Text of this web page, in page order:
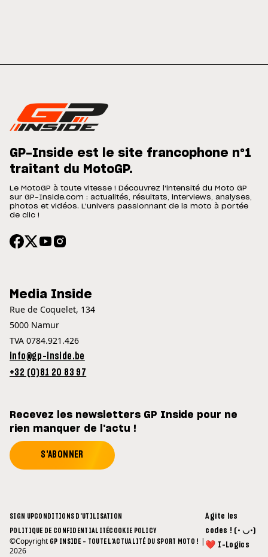
GP-Inside est le site francophone n°1
traitant du MotoGP.
Le MotoGP à toute vitesse ! Découvrez l'intensité du Moto GP
sur GP-Inside.com : actualités, résultats, interviews, analyses,
photos et vidéos. L'univers passionnant de la moto à portée
de clic !
Media Inside
Rue de Coquelet, 134
5000 Namur
TVA 0784.921.426
info@gp-inside.be
+32 (0)81 20 83 97
Recevez les newsletters GP Inside pour ne
rien manquer de l'actu !
S'ABONNER
SIGN UPCONDITIONS D'UTILISATION
POLITIQUE DE CONFIDENTIALITÉCOOKIE POLICY
©Copyright GP INSIDE - TOUTE L'ACTUALITÉ DU SPORT MOTO ! |
2026
Agite les
codes ! (• ◡•)
❤ I-Logics